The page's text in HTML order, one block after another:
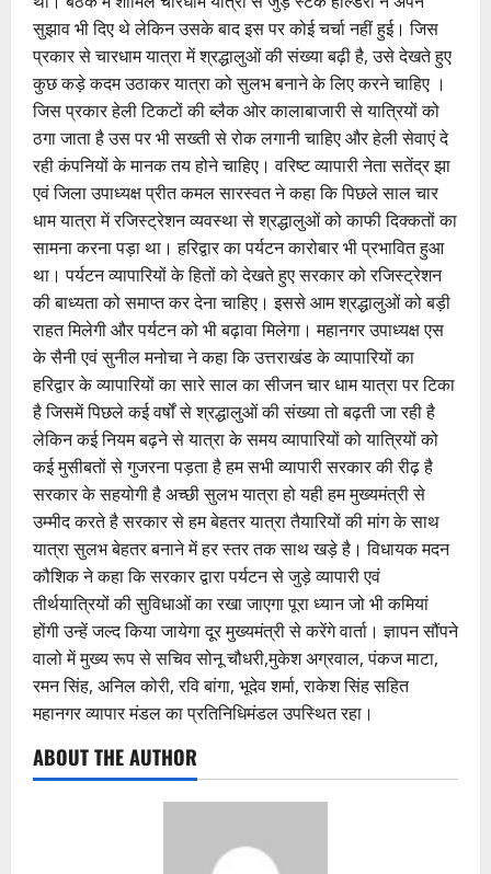
सुझाव भी दिए थे लेकिन उसके बाद इस पर कोई चर्चा नहीं हुई। जिस
प्रकार से चारधाम यात्रा में श्रद्धालुओं की संख्या बढ़ी है, उसे देखते हुए
कुछ कड़े कदम उठाकर यात्रा को सुलभ बनाने के लिए करने चाहिए ।
जिस प्रकार हेली टिकटों की ब्लैक ओर कालाबाजारी से यात्रियों को
ठगा जाता है उस पर भी सख्ती से रोक लगानी चाहिए और हेली सेवाएं दे
रही कंपनियों के मानक तय होने चाहिए। वरिष्ट व्यापारी नेता सतेंद्र झा
एवं जिला उपाध्यक्ष प्रीत कमल सारस्वत ने कहा कि पिछले साल चार
धाम यात्रा में रजिस्ट्रेशन व्यवस्था से श्रद्धालुओं को काफी दिक्कतों का
सामना करना पड़ा था। हरिद्वार का पर्यटन कारोबार भी प्रभावित हुआ
था। पर्यटन व्यापारियों के हितों को देखते हुए सरकार को रजिस्ट्रेशन
की बाध्यता को समाप्त कर देना चाहिए। इससे आम श्रद्धालुओं को बड़ी
राहत मिलेगी और पर्यटन को भी बढ़ावा मिलेगा। महानगर उपाध्यक्ष एस
के सैनी एवं सुनील मनोचा ने कहा कि उत्तराखंड के व्यापारियों का
हरिद्वार के व्यापारियों का सारे साल का सीजन चार धाम यात्रा पर टिका
है जिसमें पिछले कई वर्षों से श्रद्धालुओं की संख्या तो बढ़ती जा रही है
लेकिन कई नियम बढ़ने से यात्रा के समय व्यापारियों को यात्रियों को
कई मुसीबतों से गुजरना पड़ता है हम सभी व्यापारी सरकार की रीढ़ है
सरकार के सहयोगी है अच्छी सुलभ यात्रा हो यही हम मुख्यमंत्री से
उम्मीद करते है सरकार से हम बेहतर यात्रा तैयारियों की मांग के साथ
यात्रा सुलभ बेहतर बनाने में हर स्तर तक साथ खड़े है। विधायक मदन
कौशिक ने कहा कि सरकार द्वारा पर्यटन से जुड़े व्यापारी एवं
तीर्थयात्रियों की सुविधाओं का रखा जाएगा पूरा ध्यान जो भी कमियां
होंगी उन्हें जल्द किया जायेगा दूर मुख्यमंत्री से करेंगे वार्ता। ज्ञापन सौंपने
वालो में मुख्य रूप से सचिव सोनू चौधरी,मुकेश अग्रवाल, पंकज माटा,
रमन सिंह, अनिल कोरी, रवि बांगा, भूदेव शर्मा, राकेश सिंह सहित
महानगर व्यापार मंडल का प्रतिनिधिमंडल उपस्थित रहा।
ABOUT THE AUTHOR